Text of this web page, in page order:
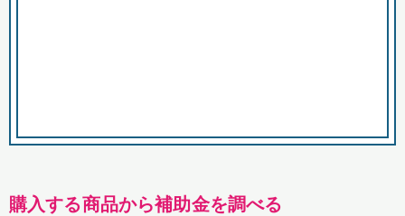
購入する商品から補助金を調べる